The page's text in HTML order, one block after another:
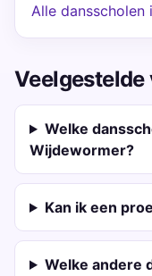
Alle dansscholen
Veelgestelde
Welke
Wijdewormer?
Kan ik een
Welke andere